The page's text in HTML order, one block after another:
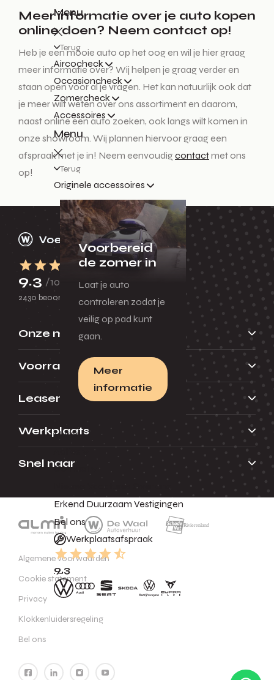
Menu
Terug
Aircocheck
Occasioncheck
Zomercheck
Accessoires
Menu
Terug
Originele accessoires
Voorbereid
de zomer in
Laat je auto
controleren zodat je
veilig op pad kunt
gaan.
Meer
informatie
Huren
Contact
Erkend Duurzaam Vestigingen
Bel ons
Werkplaatsafspraak
9.3
Meer informatie over je auto kopen
online doen? Neem contact op!
Heb je een mooie auto op het oog en wil je hier graag
meer informatie over? Wij helpen je graag verder en
staan open voor al je vragen. Het kan natuurlijk ook dat
je meer wilt weten over ons assortiment en daarom,
naast online een auto zoeken, ook langs wilt komen in
onze showroom. Wij plannen hiervoor graag een
afspraak met je in! Neem eenvoudigcontactmet ons
op!
9.3 /10
2430 beoordelingen
Onze merken
Voorraad
Leasen
Werkplaats
Snel naar
Algemene voorwaarden
Cookie statement
Privacy
Klokkenluidersregeling
Bel ons